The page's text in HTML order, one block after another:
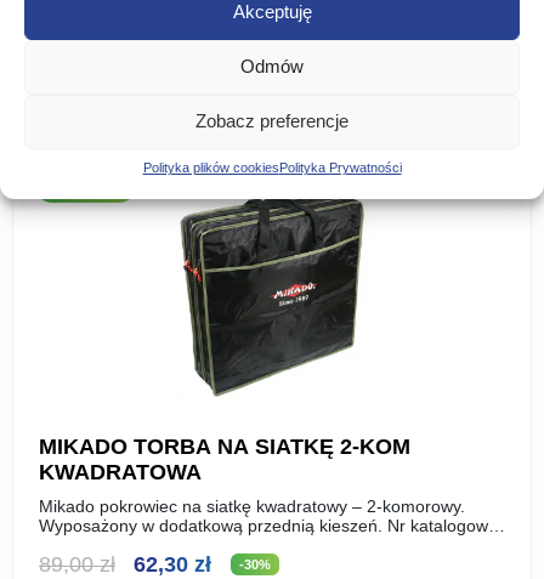
Akceptuję
Odmów
Zobacz preferencje
Polityka plików cookiesPolityka Prywatności
Podobne produkty
MIKADO TORBA NA SIATKĘ 2-KOM
KWADRATOWA
Mikado pokrowiec na siatkę kwadratowy – 2-komorowy.
Wyposażony w dodatkową przednią kieszeń. Nr katalogowy:
89,00zł
Pierwotna
62,30 złAktualna
-30%